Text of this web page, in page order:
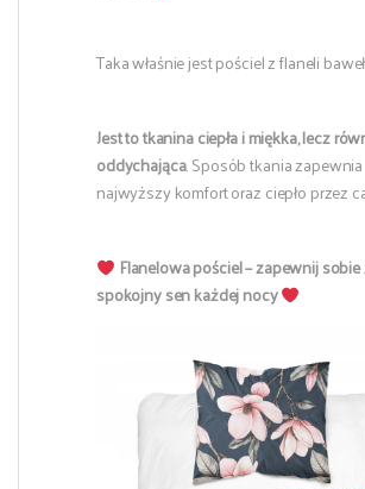
Taka właśnie jest pościel z flaneli
Jest to tkanina ciepła i miękka, lecz
oddychająca. Sposób tkania zapewnia
najwyższy komfort oraz ciepło przez
Flanelowa pościel – zapewnij
spokojny sen każdej nocy